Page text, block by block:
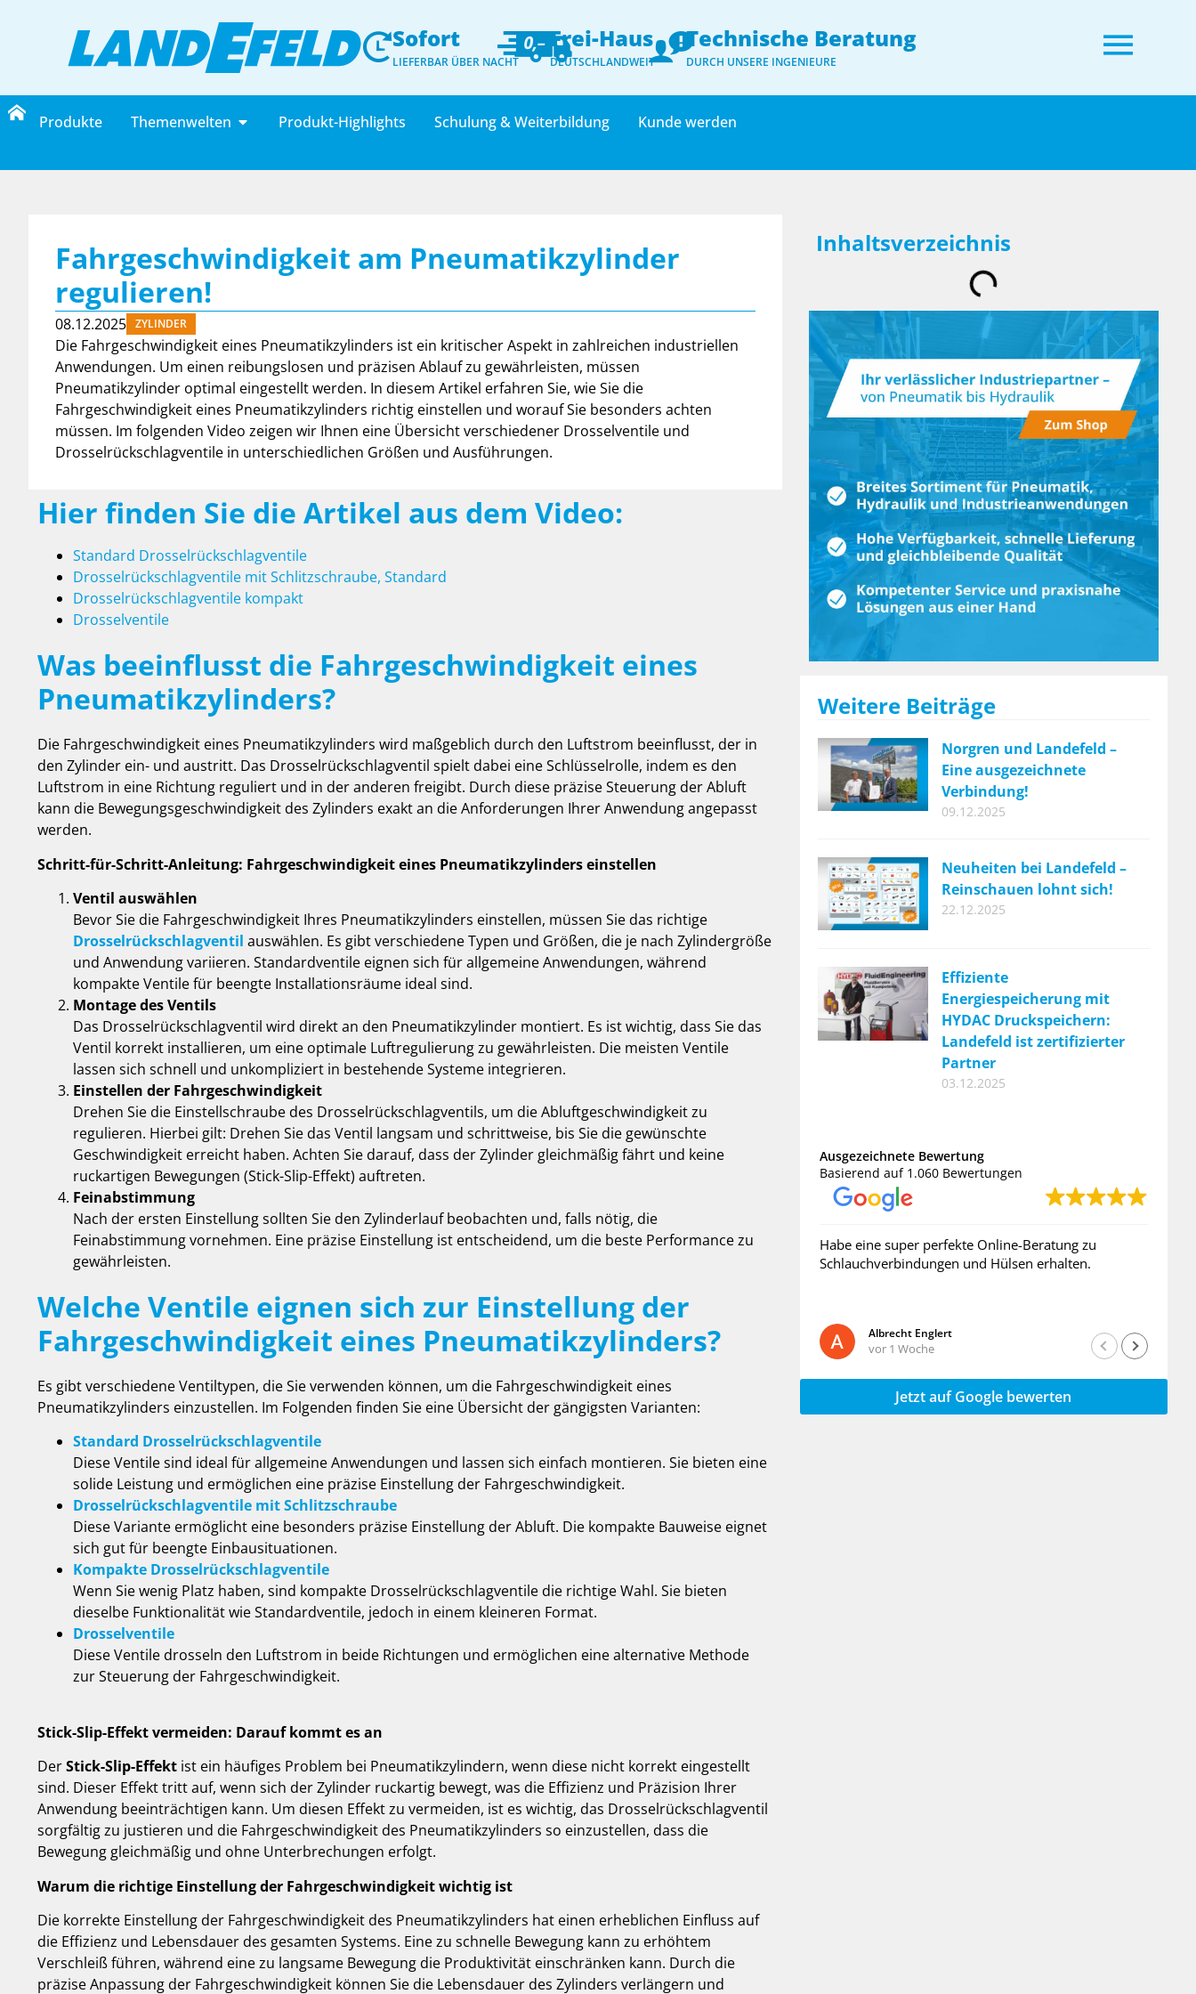
Sofort
LIEFERBAR ÜBER NACHT
Frei-Haus
DEUTSCHLANDWEIT
Technische Beratung
DURCH UNSERE INGENIEURE
Produkte Themenwelten Produkt-Highlights Schulung & Weiterbildung Kunde werden
Fahrgeschwindigkeit am Pneumatikzylinder
regulieren!
08.12.2025 ZYLINDER
Die Fahrgeschwindigkeit eines Pneumatikzylinders ist ein kritischer Aspekt in zahlreichen industriellen
Anwendungen. Um einen reibungslosen und präzisen Ablauf zu gewährleisten, müssen
Pneumatikzylinder optimal eingestellt werden. In diesem Artikel erfahren Sie, wie Sie die
Fahrgeschwindigkeit eines Pneumatikzylinders richtig einstellen und worauf Sie besonders achten
müssen. Im folgenden Video zeigen wir Ihnen eine Übersicht verschiedener Drosselventile und
Drosselrückschlagventile in unterschiedlichen Größen und Ausführungen.
Hier finden Sie die Artikel aus dem Video:
Standard Drosselrückschlagventile
Drosselrückschlagventile mit Schlitzschraube, Standard
Drosselrückschlagventile kompakt
Drosselventile
Was beeinflusst die Fahrgeschwindigkeit eines
Pneumatikzylinders?
Die Fahrgeschwindigkeit eines Pneumatikzylinders wird maßgeblich durch den Luftstrom beeinflusst, der in
den Zylinder ein- und austritt. Das Drosselrückschlagventil spielt dabei eine Schlüsselrolle, indem es den
Luftstrom in eine Richtung reguliert und in der anderen freigibt. Durch diese präzise Steuerung der Abluft
kann die Bewegungsgeschwindigkeit des Zylinders exakt an die Anforderungen Ihrer Anwendung angepasst
werden.
Schritt-für-Schritt-Anleitung: Fahrgeschwindigkeit eines Pneumatikzylinders einstellen
Ventil auswählen
Bevor Sie die Fahrgeschwindigkeit Ihres Pneumatikzylinders einstellen, müssen Sie das richtige
Drosselrückschlagventil auswählen. Es gibt verschiedene Typen und Größen, die je nach Zylindergröße
und Anwendung variieren. Standardventile eignen sich für allgemeine Anwendungen, während
kompakte Ventile für beengte Installationsräume ideal sind.
Montage des Ventils
Das Drosselrückschlagventil wird direkt an den Pneumatikzylinder montiert. Es ist wichtig, dass Sie das
Ventil korrekt installieren, um eine optimale Luftregulierung zu gewährleisten. Die meisten Ventile
lassen sich schnell und unkompliziert in bestehende Systeme integrieren.
Einstellen der Fahrgeschwindigkeit
Drehen Sie die Einstellschraube des Drosselrückschlagventils, um die Abluftgeschwindigkeit zu
regulieren. Hierbei gilt: Drehen Sie das Ventil langsam und schrittweise, bis Sie die gewünschte
Geschwindigkeit erreicht haben. Achten Sie darauf, dass der Zylinder gleichmäßig fährt und keine
ruckartigen Bewegungen (Stick-Slip-Effekt) auftreten.
Feinabstimmung
Nach der ersten Einstellung sollten Sie den Zylinderlauf beobachten und, falls nötig, die
Feinabstimmung vornehmen. Eine präzise Einstellung ist entscheidend, um die beste Performance zu
gewährleisten.
Welche Ventile eignen sich zur Einstellung der
Fahrgeschwindigkeit eines Pneumatikzylinders?
Es gibt verschiedene Ventiltypen, die Sie verwenden können, um die Fahrgeschwindigkeit eines
Pneumatikzylinders einzustellen. Im Folgenden finden Sie eine Übersicht der gängigsten Varianten:
Standard Drosselrückschlagventile
Diese Ventile sind ideal für allgemeine Anwendungen und lassen sich einfach montieren. Sie bieten eine
solide Leistung und ermöglichen eine präzise Einstellung der Fahrgeschwindigkeit.
Drosselrückschlagventile mit Schlitzschraube
Diese Variante ermöglicht eine besonders präzise Einstellung der Abluft. Die kompakte Bauweise eignet
sich gut für beengte Einbausituationen.
Kompakte Drosselrückschlagventile
Wenn Sie wenig Platz haben, sind kompakte Drosselrückschlagventile die richtige Wahl. Sie bieten
dieselbe Funktionalität wie Standardventile, jedoch in einem kleineren Format.
Drosselventile
Diese Ventile drosseln den Luftstrom in beide Richtungen und ermöglichen eine alternative Methode
zur Steuerung der Fahrgeschwindigkeit.
Stick-Slip-Effekt vermeiden: Darauf kommt es an
DerStick-Slip-Effekt ist ein häufiges Problem bei Pneumatikzylindern, wenn diese nicht korrekt eingestellt
sind. Dieser Effekt tritt auf, wenn sich der Zylinder ruckartig bewegt, was die Effizienz und Präzision Ihrer
Anwendung beeinträchtigen kann. Um diesen Effekt zu vermeiden, ist es wichtig, das Drosselrückschlagventil
sorgfältig zu justieren und die Fahrgeschwindigkeit des Pneumatikzylinders so einzustellen, dass die
Bewegung gleichmäßig und ohne Unterbrechungen erfolgt.
Warum die richtige Einstellung der Fahrgeschwindigkeit wichtig ist
Die korrekte Einstellung der Fahrgeschwindigkeit des Pneumatikzylinders hat einen erheblichen Einfluss auf
die Effizienz und Lebensdauer des gesamten Systems. Eine zu schnelle Bewegung kann zu erhöhtem
Verschleiß führen, während eine zu langsame Bewegung die Produktivität einschränken kann. Durch die
präzise Anpassung der Fahrgeschwindigkeit können Sie die Lebensdauer des Zylinders verlängern und
Inhaltsverzeichnis
Weitere Beiträge
Norgren und Landefeld –
Eine ausgezeichnete
Verbindung!
09.12.2025
Neuheiten bei Landefeld –
Reinschauen lohnt sich!
22.12.2025
Effiziente
Energiespeicherung mit
HYDAC Druckspeichern:
Landefeld ist zertifizierter
Partner
03.12.2025
Ausgezeichnete Bewertung
Basierend auf 1.060 Bewertungen
Habe eine super perfekte Online-Beratung zu
Schlauchverbindungen und Hülsen erhalten.
Albrecht Englert
vor 1 Woche
Jetzt auf Google bewerten